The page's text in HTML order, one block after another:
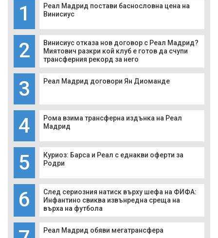
1
Реал Мадрид постави баснословна цена на
Винисиус
2
Винисиус отказа нов договор с Реал Мадрид?
Миятович разкри кой клуб е готов да счупи
трансферния рекорд за него
3 Реал Мадрид договори Ян Диоманде
4
Рома взима трансферна издънка на Реал
Мадрид
5
Куриоз: Барса и Реал с еднакви оферти за
Родри
6
След сериозния натиск върху шефа на ФИФА:
Инфантино свиква извънредна среща на
върха на футбола
Реал Мадрид обяви мегатрансфера